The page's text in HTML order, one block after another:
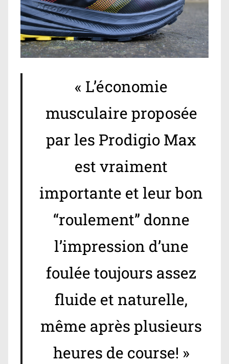
« L’économie
musculaire proposée
par les Prodigio Max
est vraiment
importante et leur bon
“roulement” donne
l’impression d’une
foulée toujours assez
fluide et naturelle,
même après plusieurs
heures de course! »